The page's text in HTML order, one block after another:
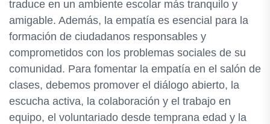
traduce en un ambiente escolar más tranquilo y
amigable. Además, la empatía es esencial para la
formación de ciudadanos responsables y
comprometidos con los problemas sociales de su
comunidad. Para fomentar la empatía en el salón de
clases, debemos promover el diálogo abierto, la
escucha activa, la colaboración y el trabajo en
equipo, el voluntariado desde temprana edad y la